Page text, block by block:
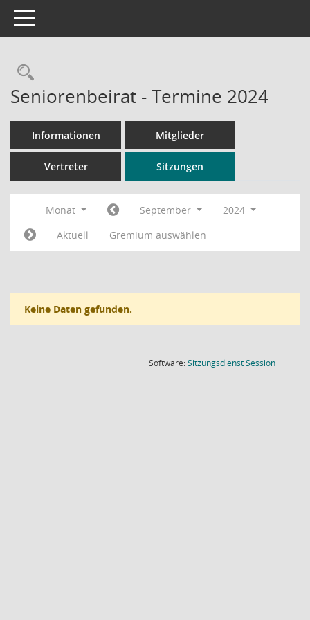
Toggle navigation
Rechercheauswahl
Seniorenbeirat - Termine 2024
Informationen Mitglieder
Vertreter Sitzungen
Monat September
2024
Aktuell
Gremium auswählen
Keine Daten gefunden.
Software:SitzungsdienstSession(Wird in